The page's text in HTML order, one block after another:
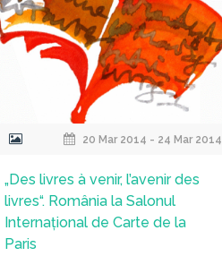
20 Mar 2014 - 24 Mar 2014
„Des livres à venir, l’avenir des
livres“. România la Salonul
Internațional de Carte de la
Paris